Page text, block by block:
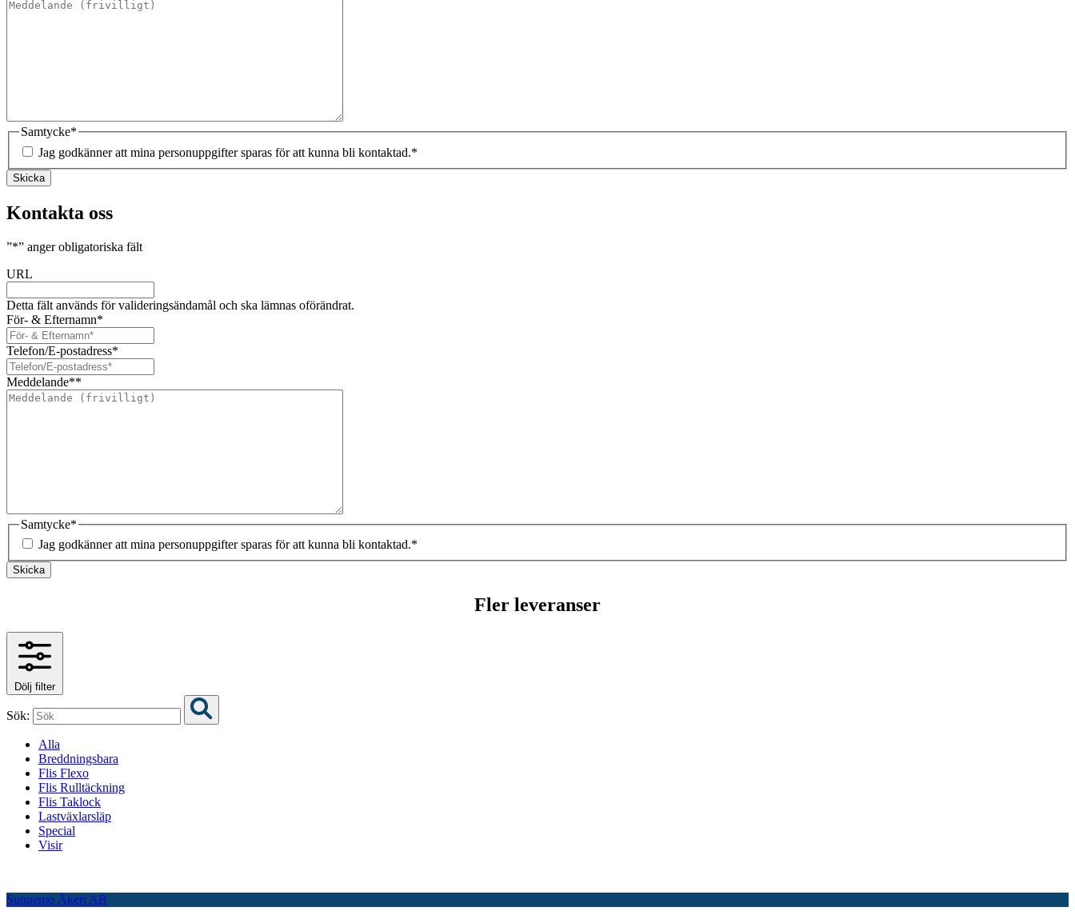
Samtycke*
Jag godkänner att mina personuppgifter sparas för att kunna bli kontaktad.*
Skicka
Kontakta oss
”*” anger obligatoriska fält
URL
Detta fält används för valideringsändamål och ska lämnas oförändrat.
För- & Efternamn*
Telefon/E-postadress*
Meddelande**
Samtycke*
Jag godkänner att mina personuppgifter sparas för att kunna bli kontaktad.*
Skicka
Fler leveranser
Dölj filter
Sök:
Alla
Breddningsbara
Flis Flexo
Flis Rulltäckning
Flis Taklock
Lastväxlarsläp
Special
Visir
Sunnemo Åkeri AB